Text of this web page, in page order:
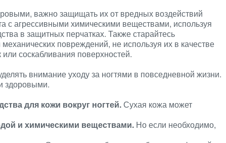
важно защищать их от вредных воздействий
с агрессивными химическими веществами, используя
в защитных перчатках. Также старайтесь
повреждений, не используя их в качестве
соскабливания поверхностей.
внимание уходу за ногтями в повседневной жизни.
здоровыми.
для кожи вокруг ногтей.Сухая кожа может
и химическими веществами. Но если необходимо,